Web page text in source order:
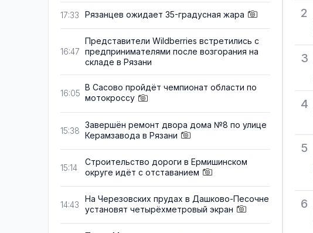
17:33 Рязанцев ожидает 35-градусная жара
16:47
Представители Wildberries встретились с
предпринимателями после возгорания на
складе в Рязани
16:05
В Сасово пройдёт чемпионат области по
мотокроссу
15:38
Завершён ремонт двора дома №8 по улице
Керамзавода в Рязани
15:14
Строительство дороги в Ермишинском
округе идёт с отставанием
14:43
На Черезовских прудах в Дашково-Песочне
установят четырёхметровый экран
2
3
4
5
6